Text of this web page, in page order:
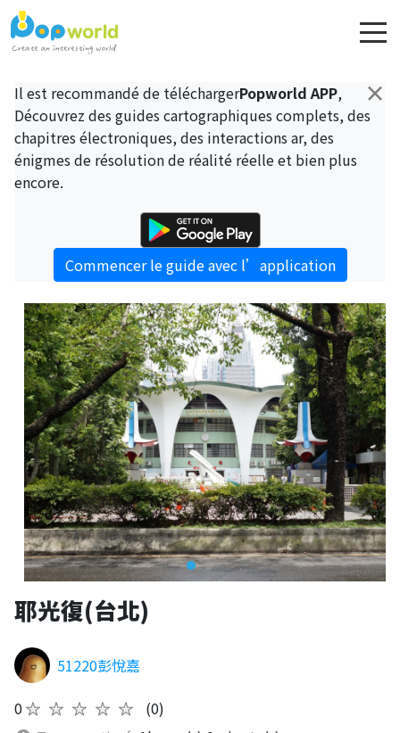
×
Il est recommandé de téléchargerPopworld APP,
Découvrez des guides cartographiques complets, des
chapitres électroniques, des interactions ar, des
énigmes de résolution de réalité réelle et bien plus
encore.
Commencer le guide avec l’application
耶光復(台北)
51220彭悅嘉
0★★★★★
(0)